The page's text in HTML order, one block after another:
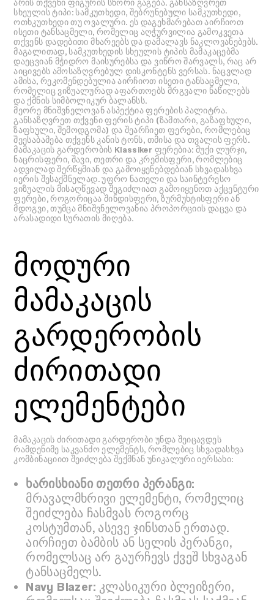
არის თქვენი ფიგურის სწორი გაგება. განსაზღვრეთ
სხეულის ტიპი: სამკუთხედი, შებრუნებული სამკუთხედი,
ოთხკუთხედი თუ ოვალური. ეს დაგეხმარებათ აირჩიოთ
ისეთი ტანსაცმელი, რომელიც აღჭურვილია გამოკვეთა
თქვენს დადებითი მხარეებს და დამალავს ნაკლოვანებებს.
მაგალითად, სამკუთხედის სხეულის ტიპის მამაკაცებმა
დაეცვიან მჭიდრო მაისურებსა და ვიწრო შარვალს, რაც არ
აიცივებს ამოსაზღვრებულ დისკონტენს ვერსას. ნაცვლად
ამისა, რეკომენდებულია აირჩიოთ ისეთი ტანსაცმელი,
რომელიც ვიზუალურად აფართოებს მრგვალი ნაწილებს
და ქმნის სიმბოლიკურ ბალანსს.
მეორე მნიშვნელოვან ასპექტია ფერების პალიტრა.
განსაზღვრეთ თქვენი ფერის ტიპი (ზამთარი, გაზაფხული,
ზაფხული, შემოდგომა) და შეარჩიეთ ფერები, რომლებიც
შეესაბამება თქვენს კანის ტონს, თმისა და თვალის ფერს.
მამაკაცის გარდერობის Klassiker ფერებია: მუქი ლურჯი,
ნაცრისფერი, შავი, თეთრი და კრემისფერი, რომლებიც
ადვილად შერწყმიან და გამოიყენებდებიან სხვადასხვა
იერის შესაქმნელად. უფრო ნათელი და საინტერესო
ვიზუალის მისაღწევად შეგიძლიათ გამოიყენოთ აქცენტური
ფერები, როგორიცაა შინდისფერი, ზურმუხტისფერი ან
მდოგვი, თუმცა მნიშვნელოვანია პროპორციის დაცვა და
არასადიდი სურათის მიღება.
მოდური
მამაკაცის
გარდერობის
ძირითადი
ელემენტები
მამაკაცის ძირითადი გარდერობი უნდა შეიცავდეს
რამდენიმე საკვანძო ელემენტს, რომლებიც სხვადასხვა
კომბინაციით შეიძლება შექმნან უნიკალური იერსახი:
ხარისხიანი თეთრი პერანგი:
მრავალმხრივი ელემენტი, რომელიც
შეიძლება ჩასმვას როგორც
კოსტუმთან, ასევე ჯინსთან ერთად.
აირჩიეთ ბამბის ან სელის პერანგი,
რომელსაც არ გაურჩევს ქვეშ სხვაგან
ტანსაცმელს.
Navy Blazer: კლასიკური ბლეიზერი,